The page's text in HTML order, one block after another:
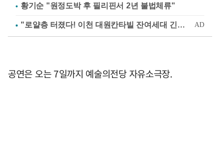
황기순 "원정도박 후 필리핀서 2년 불법체류"
공연은 오는 7일까지 예술의전당 자유소극장.